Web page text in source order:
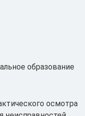
образование
осмотра